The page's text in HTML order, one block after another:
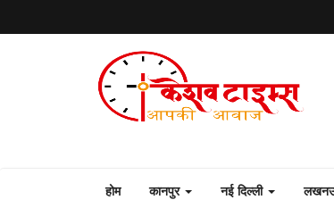
होम कानपुर नई दिल्ली